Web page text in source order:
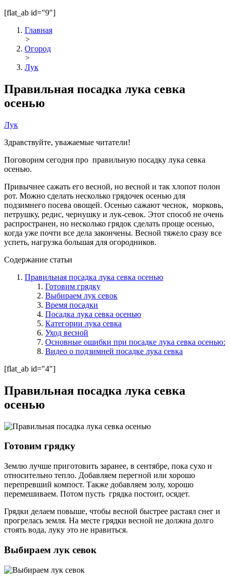
[flat_ab id="9"]
Главная
>
Огород
>
Лук
Правильная посадка лука севка
осенью
Лук
Здравствуйте, уважаемые читатели!
Поговорим сегодня про правильную посадку лука севка
осенью.
Привычнее сажать его весной, но весной и так хлопот полон
рот. Можно сделать несколько грядочек осенью для
подзимнего посева овощей. Осенью сажают чеснок, морковь,
петрушку, редис, чернушку и лук-севок. Этот способ не очень
распространен, но несколько грядок сделать проще осенью,
когда уже почти все дела закончены. Весной тяжело сразу все
успеть, нагрузка большая для огородников.
Содержание статьи
Правильная посадка лука севка осенью
Готовим грядку
Выбираем лук севок
Время посадки
Посадка лука севка осенью
Категории лука севка
Уход весной
Основные ошибки при посадке лука севка осенью:
Видео о подзимней посадке лука севка
[flat_ab id="4"]
Правильная посадка лука севка
осенью
Готовим грядку
Землю лучше приготовить заранее, в сентябре, пока сухо и
относительно тепло. Добавляем перегной или хорошо
перепревший компост. Также добавляем золу, хорошо
перемешиваем. Потом пусть грядка постоит, осядет.
Грядки делаем повыше, чтобы весной быстрее растаял снег и
прогрелась земля. На месте грядки весной не должна долго
стоять вода, луку это не нравиться.
Выбираем лук севок